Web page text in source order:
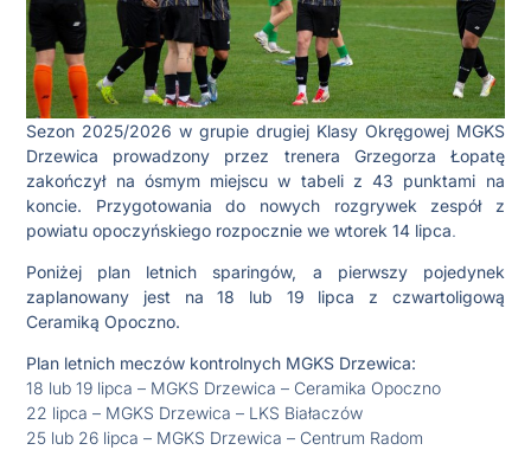
Sezon 2025/2026 w grupie drugiej Klasy Okręgowej MGKS
Drzewica prowadzony przez trenera Grzegorza Łopatę
zakończył na ósmym miejscu w tabeli z 43 punktami na
koncie. Przygotowania do nowych rozgrywek zespół z
powiatu opoczyńskiego rozpocznie we wtorek 14 lipca.
Poniżej plan letnich sparingów, a pierwszy pojedynek
zaplanowany jest na 18 lub 19 lipca z czwartoligową
Ceramiką Opoczno.
Plan letnich meczów kontrolnych MGKS Drzewica:
18 lub 19 lipca – MGKS Drzewica – Ceramika Opoczno
22 lipca – MGKS Drzewica – LKS Białaczów
25 lub 26 lipca – MGKS Drzewica – Centrum Radom